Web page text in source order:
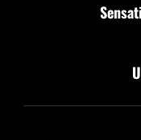
Navigation